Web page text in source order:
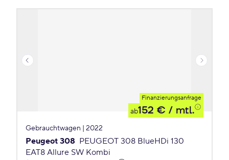
Finanzierungsanfrage
ab152 € / mtl.
Gebrauchtwagen | 2022
Peugeot 308 PEUGEOT 308 BlueHDi 130
EAT8 Allure SW Kombi